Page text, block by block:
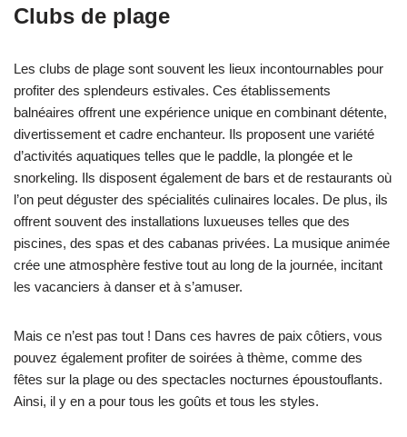
Clubs de plage
Les clubs de plage sont souvent les lieux incontournables pour
profiter des splendeurs estivales. Ces établissements
balnéaires offrent une expérience unique en combinant détente,
divertissement et cadre enchanteur. Ils proposent une variété
d’activités aquatiques telles que le paddle, la plongée et le
snorkeling. Ils disposent également de bars et de restaurants où
l’on peut déguster des spécialités culinaires locales. De plus, ils
offrent souvent des installations luxueuses telles que des
piscines, des spas et des cabanas privées. La musique animée
crée une atmosphère festive tout au long de la journée, incitant
les vacanciers à danser et à s’amuser.
Mais ce n’est pas tout ! Dans ces havres de paix côtiers, vous
pouvez également profiter de soirées à thème, comme des
fêtes sur la plage ou des spectacles nocturnes époustouflants.
Ainsi, il y en a pour tous les goûts et tous les styles.